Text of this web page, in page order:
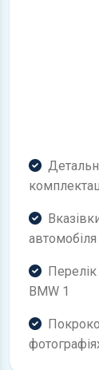
автомобіля
Перелік
BMW 1